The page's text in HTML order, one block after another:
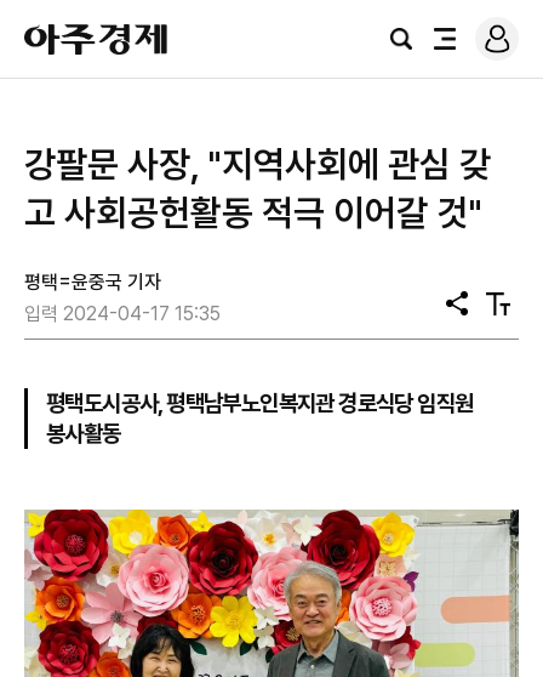
아
주
경
검
전
로
그
강팔문 사장, "지역사회에 관심 갖
고 사회공헌활동 적극 이어갈 것"
평택=윤중국 기자
입력 2024-04-17 15:35
공
유
텍
스
평택도시공사, 평택남부노인복지관 경로식당 임직원
봉사활동